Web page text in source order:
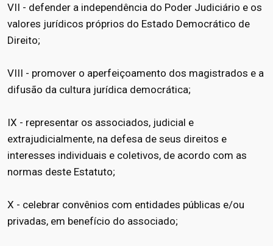
VII - defender a independência do Poder Judiciário e os
valores jurídicos próprios do Estado Democrático de
Direito;
VIII - promover o aperfeiçoamento dos magistrados e a
difusão da cultura jurídica democrática;
IX - representar os associados, judicial e
extrajudicialmente, na defesa de seus direitos e
interesses individuais e coletivos, de acordo com as
normas deste Estatuto;
X - celebrar convênios com entidades públicas e/ou
privadas, em benefício do associado;